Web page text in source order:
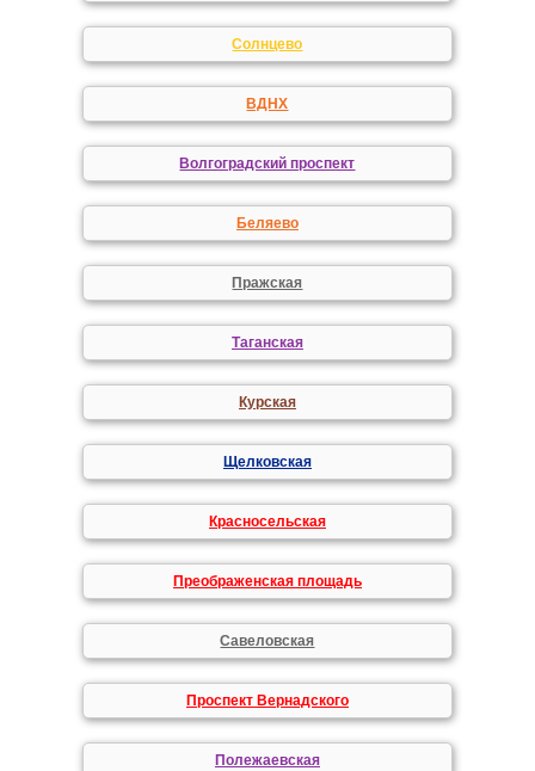
Солнцево
ВДНХ
Волгоградский проспект
Беляево
Пражская
Таганская
Курская
Щелковская
Красносельская
Преображенская площадь
Савеловская
Проспект Вернадского
Полежаевская